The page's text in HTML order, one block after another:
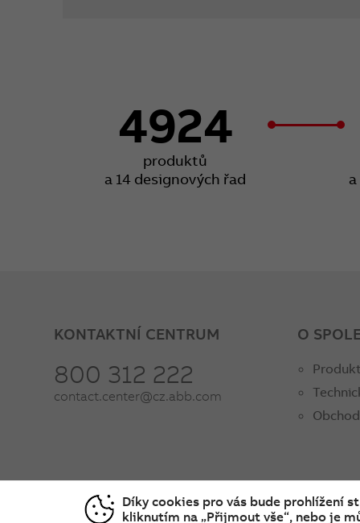
4924
produktů
a 14 designových řad
KONTAKTNÍ CENTRUM
800 312 222
contact.center@cz.abb.com
O
Díky cookies pro vás bude prohlížení
kliknutím na „Přijmout vše“, nebo je